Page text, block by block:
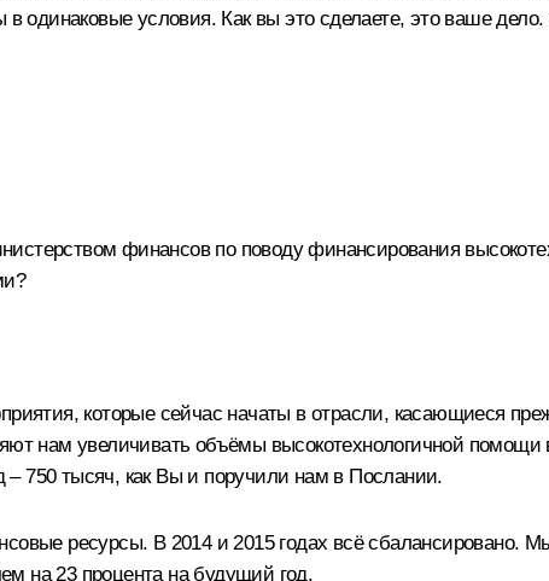
условия. Как вы это сделаете, это ваше
финансов по поводу финансирования
которые сейчас начаты в отрасли, касающиеся
нам увеличивать объёмы высокотехнологичной помощи
– 750 тысяч, как Вы и поручили нам в Послании.
ресурсы. В 2014 и 2015 годах всё сбалансировано.
на 23 процента на будущий год.